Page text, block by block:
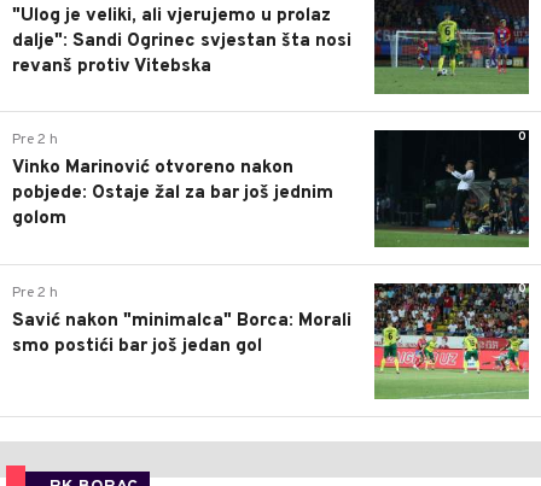
"Ulog je veliki, ali vjerujemo u prolaz
dalje": Sandi Ogrinec svjestan šta nosi
revanš protiv Vitebska
0
Pre 2 h
Vinko Marinović otvoreno nakon
pobjede: Ostaje žal za bar još jednim
golom
0
Pre 2 h
Savić nakon "minimalca" Borca: Morali
smo postići bar još jedan gol